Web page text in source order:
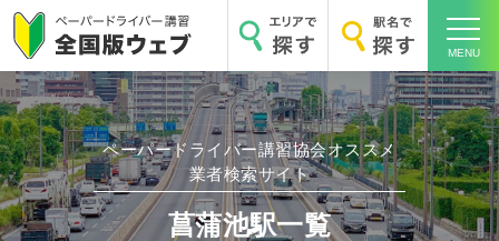
MENU
ホーム
ペーパードライバー講習協会オススメ
業者検索サイト
菖蒲池駅一覧